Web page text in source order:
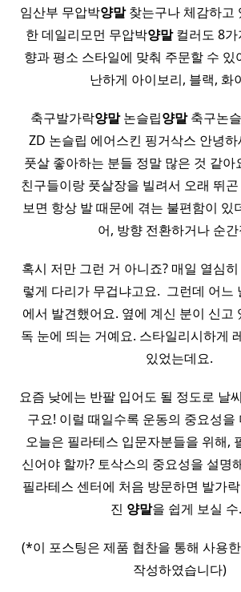
임산부 무압박양말찾는구나 체감하고
한 데일리모먼 무압박양말컬러도 8가
향과 평소 스타일에 맞춰 주문할 수 있
난하게 아이보리, 블랙, 화
​ ​ ​ 축구발가락양말논슬립양말축구논
ZD 논슬립 에어스킨 핑거삭스 안녕
풋살 좋아하는 분들 정말 많은 것 같아
친구들이랑 풋살장을 빌려서 오래 뛰
보면 항상 발 때문에 겪는 불편함이 있
어, 방향 전환하거나 순
혹시 저만 그런 거 아니죠? 매일 열심
렇게 다리가 무겁냐고요. ​ 그런데 어느
에서 발견했어요. 옆에 계신 분이 신고
독 눈에 띄는 거예요. 스타일리시하게
있었는데요.
요즘 낮에는 반팔 입어도 될 정도로 날
구요! 이럴 때일수록 운동의 중요성을
오늘은 필라테스 입문자분들을 위해,
신어야 할까? 토삭스의 중요성을 설명
필라테스 센터에 처음 방문하면 발가
진 양말을 쉽게 보실
(*이 포스팅은 제품 협찬을 통해 사용
작성하였습니다)